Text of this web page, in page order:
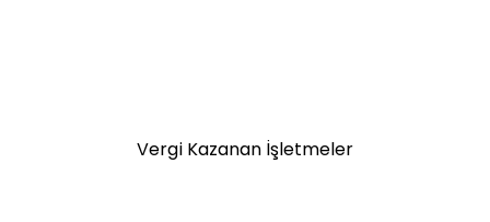
Vergi Kazanan İşletmeler